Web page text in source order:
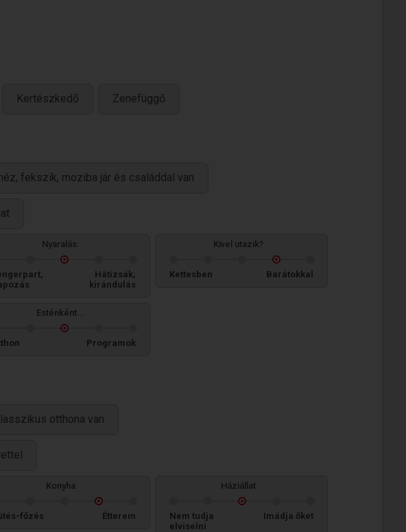
Kertészkedő Zenefüggő
fekszik, moziba jár és családdal van
Nyaralás:
Hátizsák,
kirándulás
Kivel utazik?
Kettesben Barátokkal
Esténként...
Programok
otthona van
Konyha
főzés Étterem
Háziállat
Nem tudja
elviselni
Imádja őket